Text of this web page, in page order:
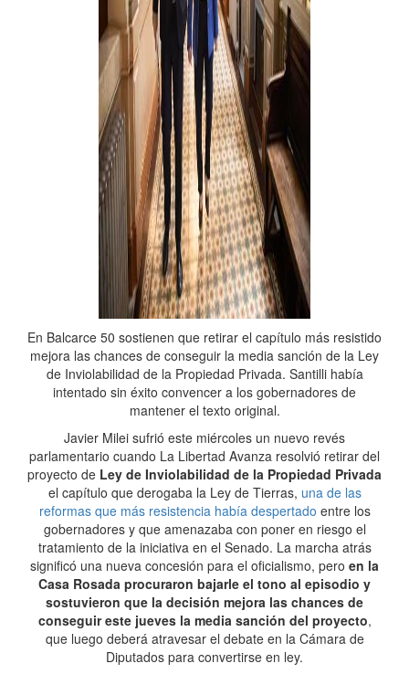
En Balcarce 50 sostienen que retirar el capítulo más resistido
mejora las chances de conseguir la media sanción de la Ley
de Inviolabilidad de la Propiedad Privada. Santilli había
intentado sin éxito convencer a los gobernadores de
mantener el texto original.
Javier Milei sufrió este miércoles un nuevo revés
parlamentario cuando La Libertad Avanza resolvió retirar del
proyecto de Ley de Inviolabilidad de la Propiedad Privada
el capítulo que derogaba la Ley de Tierras, una de las
reformas que más resistencia había despertado entre los
gobernadores y que amenazaba con poner en riesgo el
tratamiento de la iniciativa en el Senado. La marcha atrás
significó una nueva concesión para el oficialismo, pero en la
Casa Rosada procuraron bajarle el tono al episodio y
sostuvieron que la decisión mejora las chances de
conseguir este jueves la media sanción del proyecto,
que luego deberá atravesar el debate en la Cámara de
Diputados para convertirse en ley.